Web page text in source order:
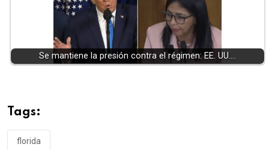
Se mantiene la presión contra el régimen: EE. UU.…
Tags:
florida